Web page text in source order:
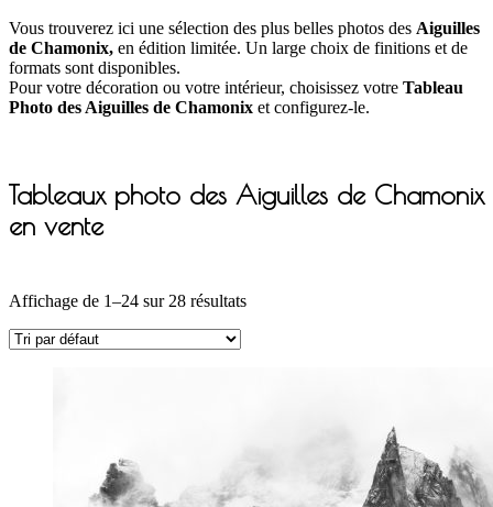
Vous trouverez ici une sélection des plus belles photos des Aiguilles
de Chamonix, en édition limitée. Un large choix de finitions et de
formats sont disponibles.
Pour votre décoration ou votre intérieur, choisissez votre Tableau
Photo des Aiguilles de Chamonix et configurez-le.
Tableaux photo des Aiguilles de Chamonix
en vente
Affichage de 1–24 sur 28 résultats